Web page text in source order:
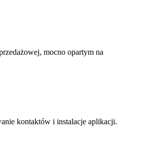
mocno opartym na
kontaktów i instalacje aplikacji.